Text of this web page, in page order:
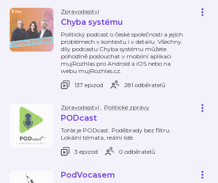
Zpravodajství
Chyba systému
Politický podcast o české společnosti a jejích
problémech v kontextu i v detailu. Všechny
díly podcastu Chyba systému můžete
pohodlně poslouchat v mobilní aplikaci
mujRozhlas pro Android a iOS nebo na
webu mujRozhlas.cz.
137 epizod
281 odběratelů
Zpravodajství, Politické zprávy
PODcast
Tohle je PODcast. Poděbrady bez filtru.
Lokální témata, reální lidé.
3 epizod
0 odběratelů
PodVocasem